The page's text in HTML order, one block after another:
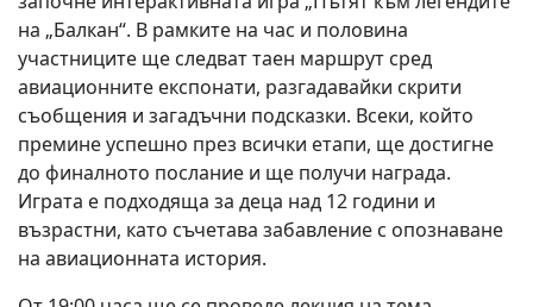
на „Балкан“. В рамките на час и половина
участниците ще следват таен маршрут сред
авиационните експонати, разгадавайки скрити
съобщения и загадъчни подсказки. Всеки, който
премине успешно през всички етапи, ще достигне
до финалното послание и ще получи награда.
Играта е подходяща за деца над 12 години и
възрастни, като съчетава забавление с опознаване
на авиационната история.